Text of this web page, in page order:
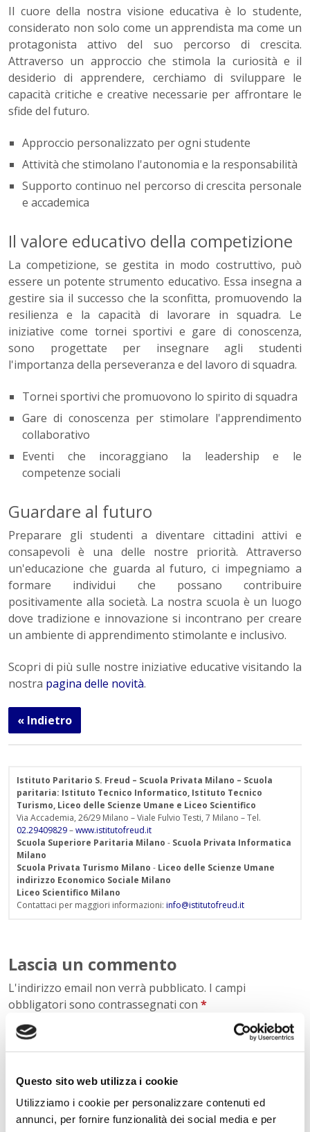
Questo sito web utilizza i cookie
Utilizziamo i cookie per personalizzare contenuti ed
annunci, per fornire funzionalità dei social media e per
Il cuore della nostra visione educativa è lo studente,
considerato non solo come un apprendista ma come un
protagonista attivo del suo percorso di crescita.
Attraverso un approccio che stimola la curiosità e il
desiderio di apprendere, cerchiamo di sviluppare le
capacità critiche e creative necessarie per affrontare le
sfide del futuro.
Approccio personalizzato per ogni studente
Attività che stimolano l'autonomia e la responsabilità
Supporto continuo nel percorso di crescita personale
e accademica
Il valore educativo della competizione
La competizione, se gestita in modo costruttivo, può
essere un potente strumento educativo. Essa insegna a
gestire sia il successo che la sconfitta, promuovendo la
resilienza e la capacità di lavorare in squadra. Le
iniziative come tornei sportivi e gare di conoscenza,
sono progettate per insegnare agli studenti
l'importanza della perseveranza e del lavoro di squadra.
Tornei sportivi che promuovono lo spirito di squadra
Gare di conoscenza per stimolare l'apprendimento
collaborativo
Eventi che incoraggiano la leadership e le
competenze sociali
Guardare al futuro
Preparare gli studenti a diventare cittadini attivi e
consapevoli è una delle nostre priorità. Attraverso
un'educazione che guarda al futuro, ci impegniamo a
formare individui che possano contribuire
positivamente alla società. La nostra scuola è un luogo
dove tradizione e innovazione si incontrano per creare
un ambiente di apprendimento stimolante e inclusivo.
Scopri di più sulle nostre iniziative educative visitando la
nostra pagina delle novità.
« Indietro
Istituto Paritario S. Freud – Scuola Privata Milano – Scuola
paritaria: Istituto Tecnico Informatico, Istituto Tecnico
Turismo, Liceo delle Scienze Umane e Liceo Scientifico
Via Accademia, 26/29 Milano – Viale Fulvio Testi, 7 Milano – Tel.
02.29409829–www.istitutofreud.it
Scuola Superiore Paritaria Milano - Scuola Privata Informatica
Milano
Scuola Privata Turismo Milano - Liceo delle Scienze Umane
indirizzo Economico Sociale Milano
Liceo Scientifico Milano
Contattaci per maggiori informazioni: info@istitutofreud.it
Lascia un commento
L'indirizzo email non verrà pubblicato. I campi
obbligatori sono contrassegnati con *
Nome
E-mail*